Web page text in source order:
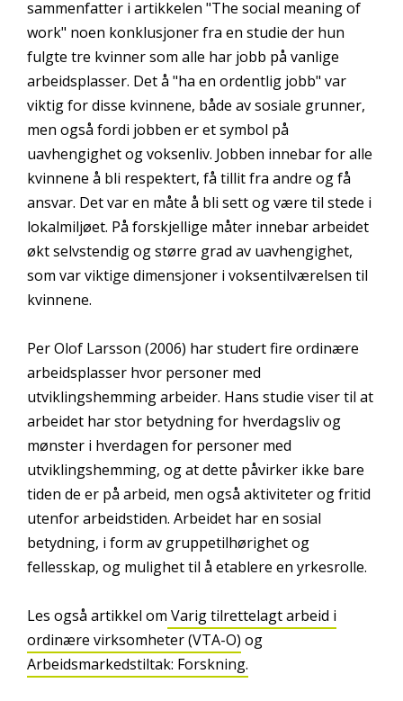
sammenfatter i artikkelen "The social meaning of
work" noen konklusjoner fra en studie der hun
fulgte tre kvinner som alle har jobb på vanlige
arbeidsplasser. Det å "ha en ordentlig jobb" var
viktig for disse kvinnene, både av sosiale grunner,
men også fordi jobben er et symbol på
uavhengighet og voksenliv. Jobben innebar for alle
kvinnene å bli respektert, få tillit fra andre og få
ansvar. Det var en måte å bli sett og være til stede i
lokalmiljøet. På forskjellige måter innebar arbeidet
økt selvstendig og større grad av uavhengighet,
som var viktige dimensjoner i voksentilværelsen til
kvinnene.
Per Olof Larsson (2006) har studert fire ordinære
arbeidsplasser hvor personer med
utviklingshemming arbeider. Hans studie viser til at
arbeidet har stor betydning for hverdagsliv og
mønster i hverdagen for personer med
utviklingshemming, og at dette påvirker ikke bare
tiden de er på arbeid, men også aktiviteter og fritid
utenfor arbeidstiden. Arbeidet har en sosial
betydning, i form av gruppetilhørighet og
fellesskap, og mulighet til å etablere en yrkesrolle.
Les også artikkel om Varig tilrettelagt arbeid i
ordinære virksomheter (VTA-O) og
Arbeidsmarkedstiltak: Forskning.